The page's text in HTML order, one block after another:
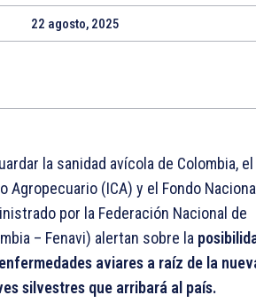
22 agosto, 2025
la sanidad avícola de Colombia, el
Agropecuario (ICA) y el Fondo
por la Federación Nacional de
– Fenavi) alertan sobre la
aviares a raíz de la
silvestres que arribará al país.